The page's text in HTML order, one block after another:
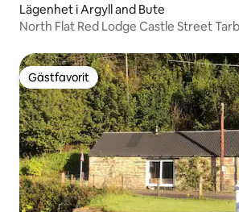
Lägenhet i Argyll and Bute
North Flat Red Lodge Castle Street
Gästfavorit
Gästfavorit